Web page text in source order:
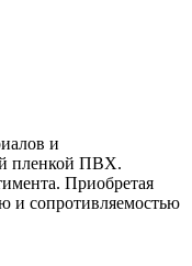
и
пленкой ПВХ.
Приобретая
и сопротивляемостью